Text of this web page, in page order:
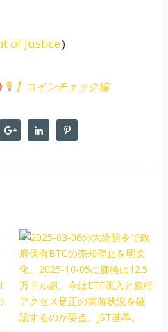
of Justice）
】コインチェック編